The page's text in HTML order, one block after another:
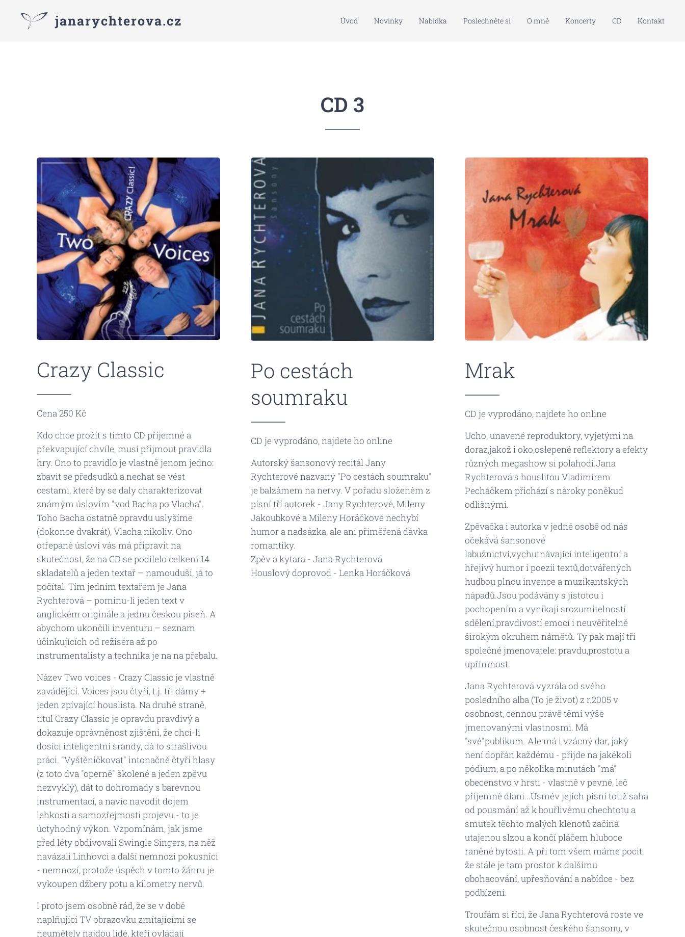
janarychterova.cz Úvod Novinky Nabídka Poslechněte si O mně Koncerty CD Kontakt
CD 3
Crazy Classic
Cena 250 Kč
Kdo chce prožít s tímto CD příjemné a
překvapující chvíle, musí přijmout pravidla
hry. Ono to pravidlo je vlastně jenom jedno:
zbavit se předsudků a nechat se vést
cestami, které by se daly charakterizovat
známým úslovím "vod Bacha po Vlacha".
Toho Bacha ostatně opravdu uslyšíme
(dokonce dvakrát), Vlacha nikoliv. Ono
otřepané úsloví vás má připravit na
skutečnost, že na CD se podílelo celkem 14
skladatelů a jeden textař – namouduši, já to
počítal. Tím jedním textařem je Jana
Rychterová – pominu-li jeden text v
anglickém originále a jednu českou píseň. A
abychom ukončili inventuru – seznam
účinkujících od režiséra až po
instrumentalisty a technika je na na přebalu.
Název Two voices - Crazy Classic je vlastně
zavádějící. Voices jsou čtyři, t.j. tři dámy +
jeden zpívající houslista. Na druhé straně,
titul Crazy Classic je opravdu pravdivý a
dokazuje oprávněnost zjištění, že chci-li
dosíci inteligentní srandy, dá to strašlivou
práci. "Vyštěničkovat" intonačně čtyři hlasy
(z toto dva "operně" školené a jeden zpěvu
nezvyklý), dát to dohromady s barevnou
instrumentací, a navíc navodit dojem
lehkosti a samozřejmosti projevu - to je
úctyhodný výkon. Vzpomínám, jak jsme
před léty obdivovali Swingle Singers, na něž
navázali Linhovci a další nemnozí pokusníci
- nemnozí, protože úspěch v tomto žánru je
vykoupen džbery potu a kilometry nervů.
I proto jsem osobně rád, že se v době
naplňující TV obrazovku zmítajícími se
neumětely najdou lidé, kteří ovládají
Po cestách
soumraku
CD je vyprodáno, najdete ho online
Autorský šansonový recitál Jany
Rychterové nazvaný "Po cestách soumraku"
je balzámem na nervy. V pořadu složeném z
písní tří autorek - Jany Rychterové, Mileny
Jakoubkové a Mileny Horáčkové nechybí
humor a nadsázka, ale ani přiměřená dávka
romantiky.
Zpěv a kytara - Jana Rychterová
Houslový doprovod - Lenka Horáčková
Mrak
CD je vyprodáno, najdete ho online
Ucho, unavené reproduktory, vyjetými na
doraz,jakož i oko,oslepené reflektory a efekty
různých megashow si polahodí.Jana
Rychterová s houslitou Vladimírem
Pecháčkem přichází s nároky poněkud
odlišnými.
Zpěvačka i autorka v jedné osobě od nás
očekává šansonové
labužnictví,vychutnávající inteligentní a
hřejivý humor i poezii textů,dotvářených
hudbou plnou invence a muzikantských
nápadů.Jsou podávány s jistotou i
pochopením a vynikají srozumitelností
sdělení,pravdivostí emocí i neuvěřitelně
širokým okruhem námětů. Ty pak mají tři
společné jmenovatele: pravdu,prostotu a
upřímnost.
Jana Rychterová vyzrála od svého
posledního alba (To je život) z r.2005 v
osobnost, cennou právě těmi výše
jmenovanými vlastnosmi. Má
"své"publikum. Ale má i vzácný dar, jaký
není dopřán každému - přijde na jakékoli
pódium, a po několika minutách "má"
obecenstvo v hrsti - vlastně v pevné, leč
příjemné dlani...Úsměv jejích písní totiž sahá
od pousmání až k bouřlivému chechtotu a
smutek těchto malých klenotů začíná
utajenou slzou a končí pláčem hluboce
raněné bytosti. A při tom všem máme pocit,
že stále je tam prostor k dalšímu
obohacování, upřesňování a nabídce - bez
podbízení.
Troufám si říci, že Jana Rychterová roste ve
skutečnou osobnost českého šansonu, v